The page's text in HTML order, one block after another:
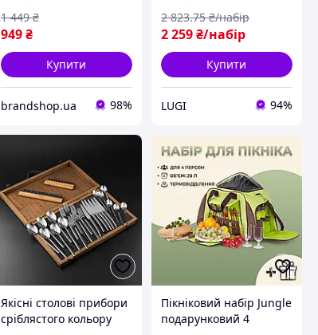
949 ₴
1 449 ₴
Купити
brandshop.ua 98%
2 259₴/набір
2 823.75 ₴/набір
Купити
LUGI 94%
Якісні столові прибори
сріблястого кольору
Пікніковий набір Jungle
подарунковий 4